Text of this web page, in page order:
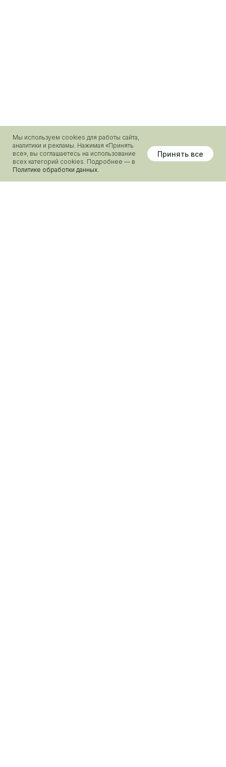
связаться с нами
Мы используем cookies для работы сайта,
аналитики и рекламы. Нажимая «Принять
все», вы соглашаетесь на использование
всех категорий cookies. Подробнее — в
Политике обработки данных.
Принять все